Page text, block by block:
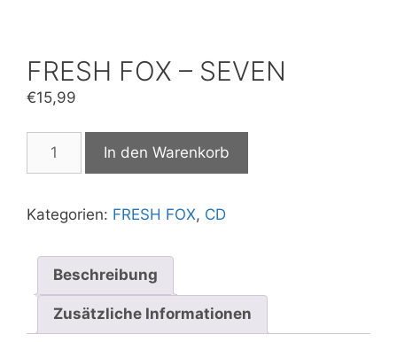
FRESH FOX – SEVEN
€15,99
FOX
SEVEN
In den Warenkorb
Kategorien: FRESH FOX, CD
Beschreibung
Zusätzliche Informationen